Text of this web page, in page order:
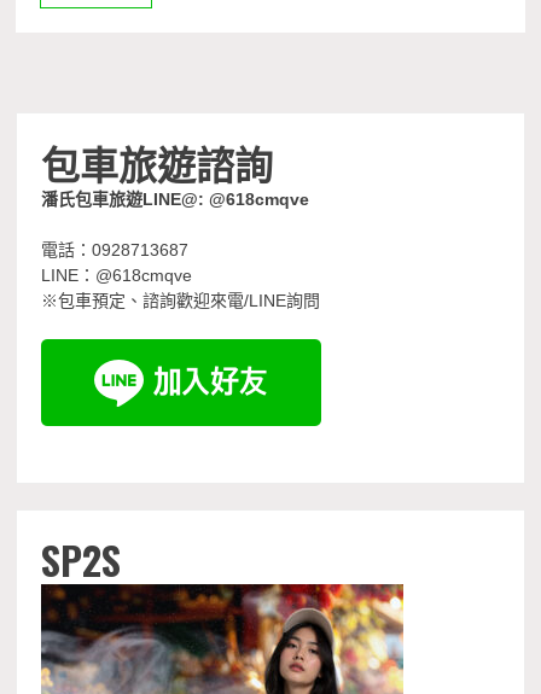
包車旅遊諮詢
潘氏包車旅遊LINE@: @618cmqve
電話：0928713687
LINE：@618cmqve
※包車預定、諮詢歡迎來電/LINE詢問
SP2S